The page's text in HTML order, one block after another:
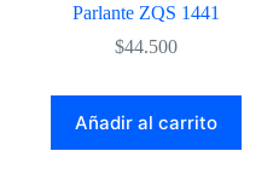
Parlante ZQS 1441
$44.500
Añadir al carrito